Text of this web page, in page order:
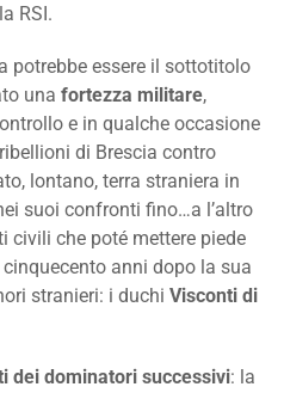
RSI.
potrebbe essere il sottotitolo
una fortezza militare,
e in qualche occasione
di Brescia contro
lontano, terra straniera in
suoi confronti fino…a l’altro
civili che poté mettere piede
anni dopo la sua
stranieri: i duchi Visconti di
dei dominatori successivi: la